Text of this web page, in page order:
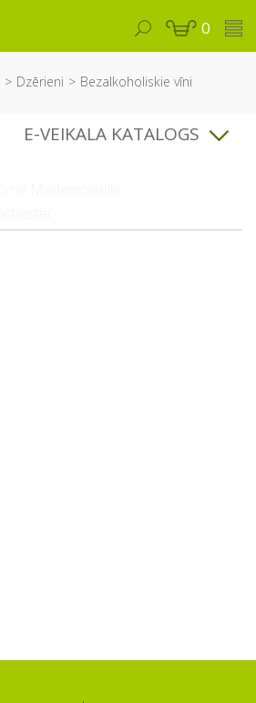
0
Dzērieni Bezalkoholiskie vīni
E-VEIKALA KATALOGS